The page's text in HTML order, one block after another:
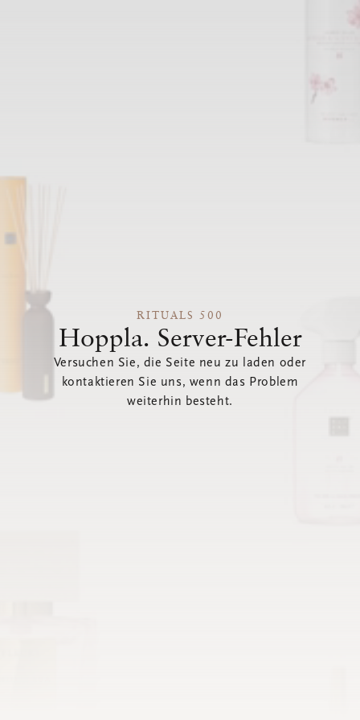
RITUALS 500
Hoppla. Server-Fehler
Versuchen Sie, die Seite neu zu laden oder
kontaktieren Sie uns, wenn das Problem
weiterhin besteht.